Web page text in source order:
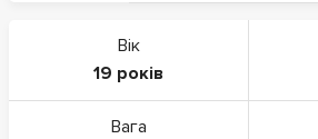
Вік
19 років
Вага